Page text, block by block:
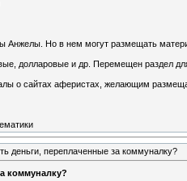
Анжелы. Но в нем могут размещать
долларовые и др. Перемещен раздел
о сайтах аферистах, желающим
деньги, переплаченные за коммуналку?
коммуналку?